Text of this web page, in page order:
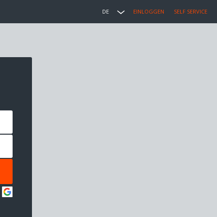
DE EINLOGGEN SELF SERVICE